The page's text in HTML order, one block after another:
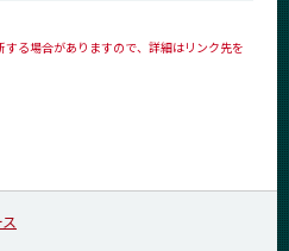
る場合がありますので、詳細はリンク先を
CLOSE